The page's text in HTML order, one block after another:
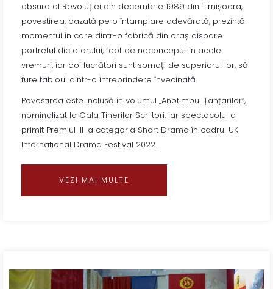
absurd al Revoluției din decembrie 1989 din Timișoara,
povestirea, bazată pe o întamplare adevărată, prezintă
momentul în care dintr-o fabrică din oraș dispare
portretul dictatorului, fapt de neconceput în acele
vremuri, iar doi lucrători sunt somați de superiorul lor, să
fure tabloul dintr-o intreprindere învecinată.
Povestirea este inclusă în volumul „Anotimpul Țânțarilor”,
nominalizat la Gala Tinerilor Scriitori, iar spectacolul a
primit Premiul III la categoria Short Drama în cadrul UK
International Drama Festival 2022.
VEZI MAI MULTE